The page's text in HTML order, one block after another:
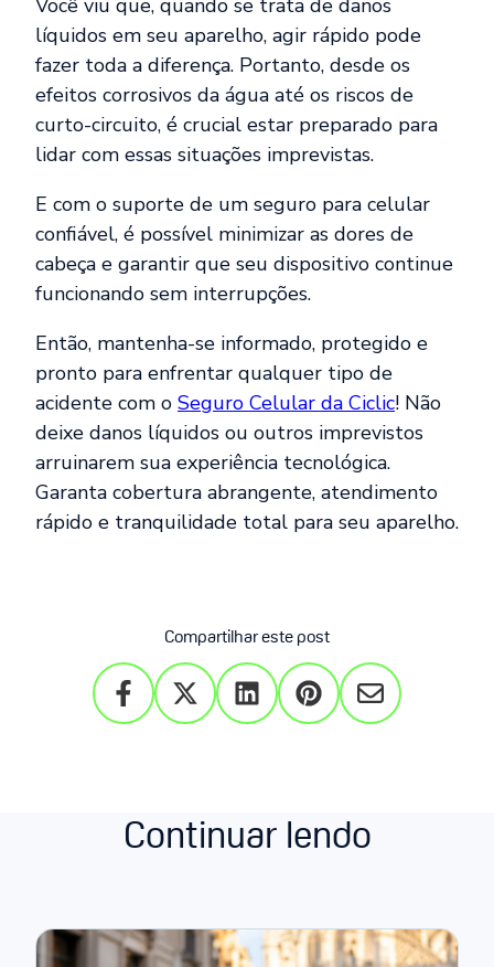
Você viu que, quando se trata de danos
líquidos em seu aparelho, agir rápido pode
fazer toda a diferença. Portanto, desde os
efeitos corrosivos da água até os riscos de
curto-circuito, é crucial estar preparado para
lidar com essas situações imprevistas.
E com o suporte de um seguro para celular
confiável, é possível minimizar as dores de
cabeça e garantir que seu dispositivo continue
funcionando sem interrupções.
Então, mantenha-se informado, protegido e
pronto para enfrentar qualquer tipo de
acidente com o Seguro Celular da Ciclic! Não
deixe danos líquidos ou outros imprevistos
arruinarem sua experiência tecnológica.
Garanta cobertura abrangente, atendimento
rápido e tranquilidade total para seu aparelho.
Compartilhar este post
Continuar lendo